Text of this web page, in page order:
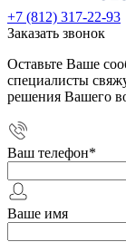
+7 (812) 317-22-93
Заказать звонок
Оставьте Ваше
специалисты
решения Вашего
Ваш телефон*
Ваше имя